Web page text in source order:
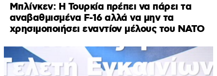
Μπλίνκεν: H Τουρκία πρέπει να πάρει τα
αναβαθμισμένα F-16 αλλά να μην τα
χρησιμοποιήσει εναντίον μέλους του ΝΑΤΟ